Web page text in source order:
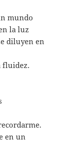
mundo
la luz
diluyen en
fluidez.
en un